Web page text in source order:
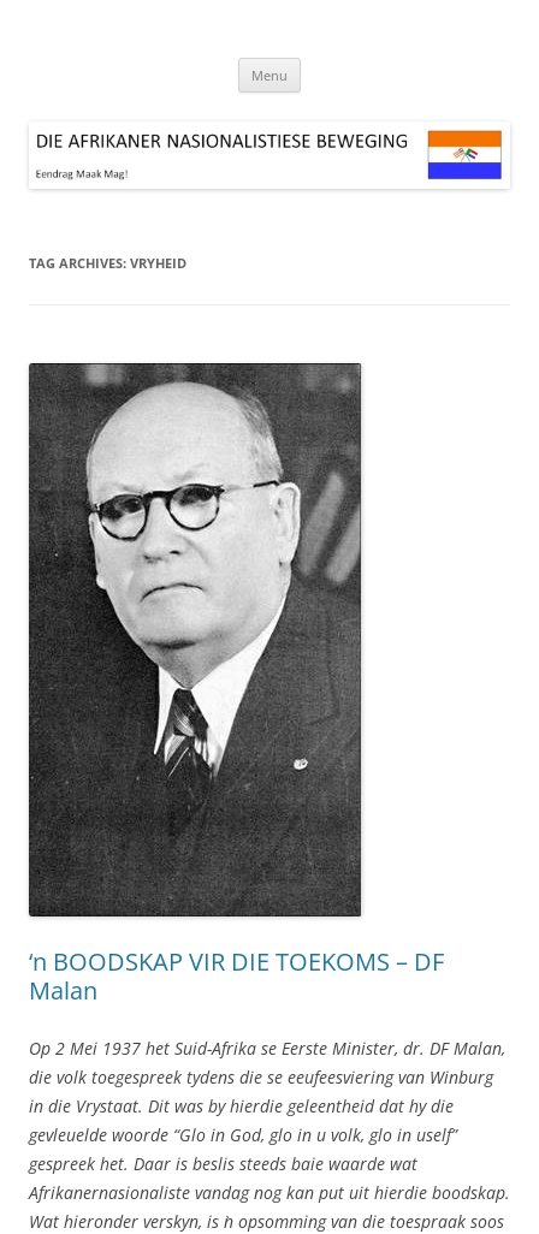
BEWEGING
Menu
TAG ARCHIVES: VRYHEID
‘n BOODSKAP VIR DIE TOEKOMS – DF
Malan
Op 2 Mei 1937 het Suid-Afrika se Eerste Minister, dr. DF Malan,
die volk toegespreek tydens die se eeufeesviering van Winburg
in die Vrystaat. Dit was by hierdie geleentheid dat hy die
gevleuelde woorde “Glo in God, glo in u volk, glo in uself”
gespreek het. Daar is beslis steeds baie waarde wat
Afrikanernasionaliste vandag nog kan put uit hierdie boodskap.
Wat hieronder verskyn, is `n opsomming van die toespraak soos